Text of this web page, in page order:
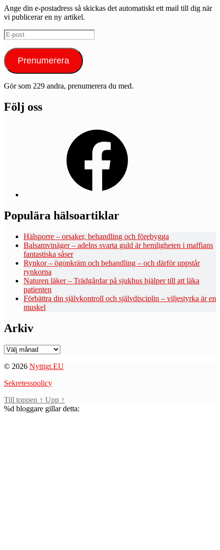
Ange din e-postadress så skickas det automatiskt ett mail till dig när
vi publicerar en ny artikel.
E-
post
Prenumerera
Gör som 229 andra, prenumerera du med.
Följ oss
Populära hälsoartiklar
Hälsporre – orsaker, behandling och förebygga
Balsamvinäger – adelns svarta guld är hemligheten i maffians
fantastiska såser
Rynkor – ögonkräm och behandling – och därför uppstår
rynkorna
Naturen läker – Trädgårdar på sjukhus hjälper till att läka
patienten
Förbättra din självkontroll och självdisciplin – viljestyrka är en
muskel
Arkiv
Arkiv
© 2026 Nyttigt.EU
Sekretesspolicy
Till toppen ↑ Upp ↑
%d bloggare gillar detta: